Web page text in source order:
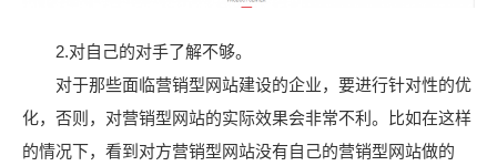
2.对自己的对手了解不够。
对于那些面临营销型网站建设的企业，要进行针对性的优
化，否则，对营销型网站的实际效果会非常不利。比如在这样
的情况下，看到对方营销型网站没有自己的营销型网站做的